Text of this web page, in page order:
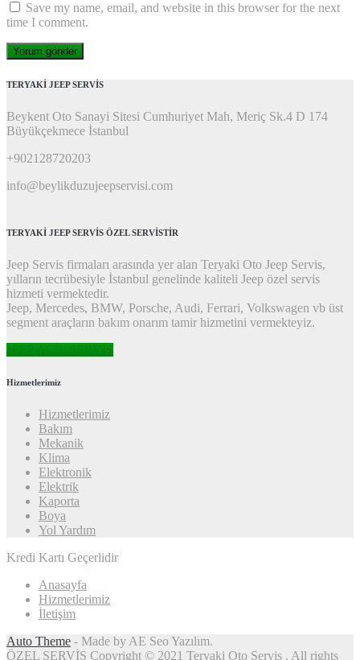
Save my name, email, and website in this browser for the next
time I comment.
TERYAKİ JEEP SERVİS
Beykent Oto Sanayi Sitesi Cumhuriyet Mah, Meriç Sk.4 D 174
Büyükçekmece İstanbul
+902128720203
info@beylikduzujeepservisi.com
TERYAKİ JEEP SERVİS ÖZEL SERVİSTİR
Jeep Servis firmaları arasında yer alan Teryaki Oto Jeep Servis,
yılların tecrübesiyle İstanbul genelinde kaliteli Jeep özel servis
hizmeti vermektedir.
Jeep, Mercedes, BMW, Porsche, Audi, Ferrari, Volkswagen vb üst
segment araçların bakım onarım tamir hizmetini vermekteyiz.
Hizmetlerimiz
Hizmetlerimiz
Bakım
Mekanik
Klima
Elektronik
Elektrik
Kaporta
Boya
Yol Yardım
Kredi Kartı Geçerlidir
Anasayfa
Hizmetlerimiz
İletişim
Auto Theme - Made by AE Seo Yazılım.
ÖZEL SERVİS Copyright © 2021 Teryaki Oto Servis . All rights